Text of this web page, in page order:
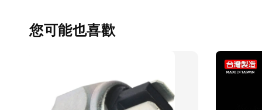
您可能也喜歡